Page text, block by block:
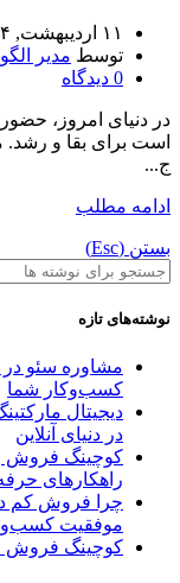
۱۱ اردیبهشت, ۱۴۰۴
توسط مدیر
0 دیدگاه
در دنیای امروز،
است برای بقا و رشد.
ج...
ادامه مطلب
بستن (Esc)
نوشته‌های تازه
مشاوره سئو
کسب‌وکار شما
دیجیتال
در دنیای آنلاین
کوچینگ فروش
راهکارهای
چرا فروش کم
موفقیت
کوچینگ فروش